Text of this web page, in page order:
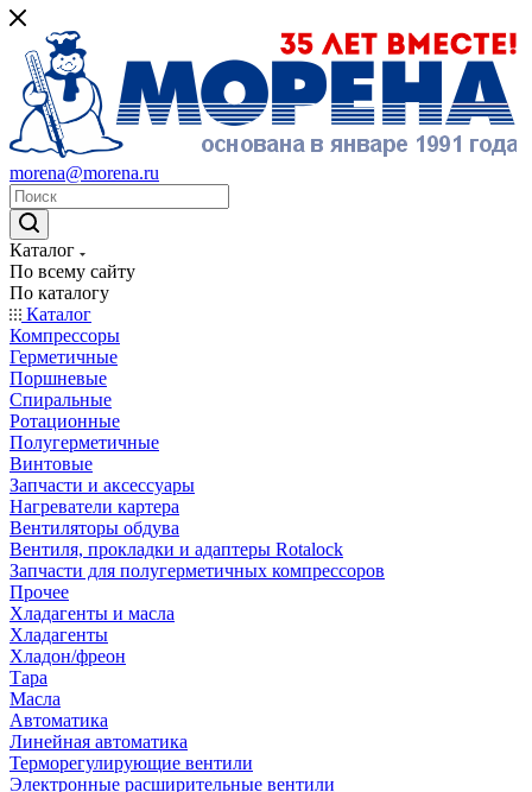
morena@morena.ru
Каталог
По всему сайту
По каталогу
Каталог
Компрессоры
Герметичные
Поршневые
Спиральные
Ротационные
Полугерметичные
Винтовые
Запчасти и аксессуары
Нагреватели картера
Вентиляторы обдува
Вентиля, прокладки и адаптеры Rotalock
Запчасти для полугерметичных компрессоров
Прочее
Хладагенты и масла
Хладагенты
Хладон/фреон
Тара
Масла
Автоматика
Линейная автоматика
Терморегулирующие вентили
Электронные расширительные вентили